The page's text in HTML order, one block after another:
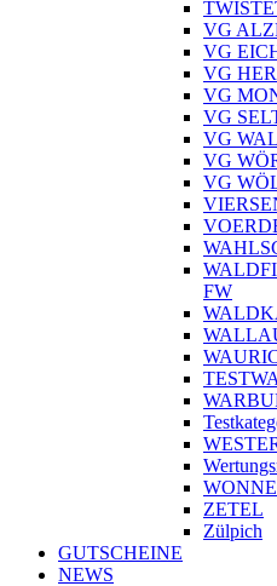
VG
VG
VG
VG
VG
VG
VG
VG
FW
ZETEL
Zülpich
GUTSCHEINE
NEWS